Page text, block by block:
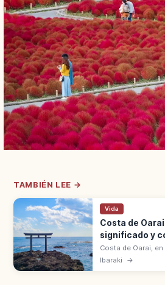
TAMBIÉN LEE →
Vida
Costa de
significado y
Costa de Oarai,
Kamiiso sobre
Ibaraki →